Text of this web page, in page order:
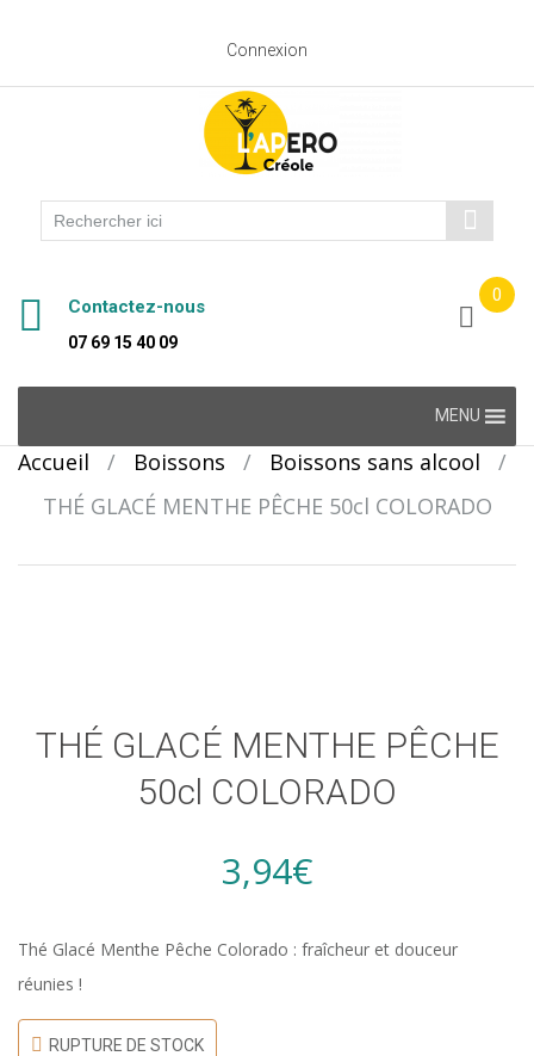
Connexion
Contactez-nous
07 69 15 40 09
0
content
MENU
Accueil / Boissons / Boissons sans alcool
/
THÉ GLACÉ MENTHE PÊCHE 50cl COLORADO
THÉ GLACÉ MENTHE PÊCHE
50cl COLORADO
3,94€
Thé Glacé Menthe Pêche Colorado : fraîcheur et douceur
réunies !
RUPTURE DE STOCK